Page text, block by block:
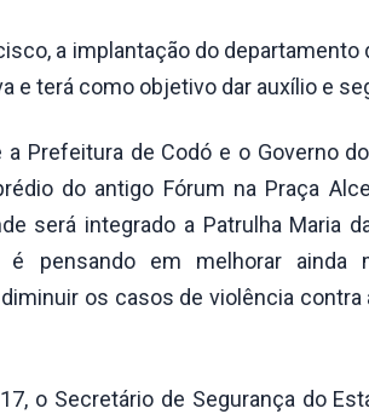
a implantação do
e terá como objetivo dar auxílio e
a Prefeitura de Codó e o Governo
do antigo Fórum na Praça
será integrado a Patrulha Maria
é pensando em melhorar ainda
os casos de violência
o Secretário de Segurança do